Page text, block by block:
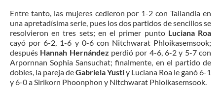
Entre tanto, las mujeres cedieron por 1-2 con Tailandia en
una apretadísima serie, pues los dos partidos de sencillos se
resolvieron en tres sets; en el primer punto Luciana Roa
cayó por 6-2, 1-6 y 0-6 con Nitchwarat Phloikasemsook;
después Hannah Hernández perdió por 4-6, 6-2 y 5-7 con
Arpornnan Sophia Sansuchat; finalmente, en el partido de
dobles, la pareja deGabriela Yustiy Luciana Roa le ganó 6-1
y 6-0 a Sirikorn Phoonphon y Nitchwarat Phloikasemsook.